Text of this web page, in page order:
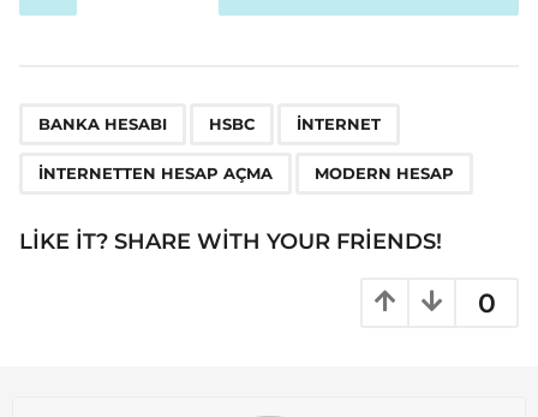
n
a
BANKA HESABI HSBC INTERNET
INTERNETTEN HESAP AÇMA MODERN HESAP
LIKE IT? SHARE WITH YOUR FRIENDS!
0